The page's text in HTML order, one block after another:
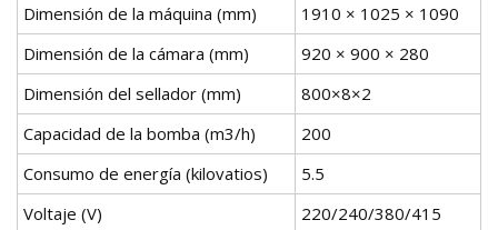
Dimensión de la máquina (mm)
1910 × 1025 × 1090
Dimensión de la cámara (mm)
920 × 900 × 280
Dimensión del sellador (mm)
800×8×2
Capacidad de la bomba (m3/h)
200
Consumo de energía (kilovatios)
5.5
Voltaje (V)
220/240/380/415